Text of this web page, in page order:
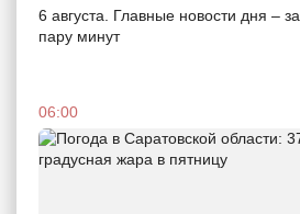
6 августа. Главные новости дня – за
пару минут
06:00